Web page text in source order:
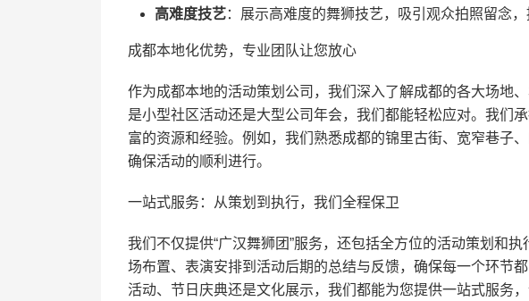
高难度技艺：展示高难度的舞狮技艺，吸引观众拍照留念，
成都本地化优势，专业团队让您放心
作为成都本地的活动策划公司，我们深入了解成都的各大场地
是小型社区活动还是大型公司年会，我们都能轻松应对。我们
富的资源和经验。例如，我们熟悉成都的锦里古街、宽窄巷子
确保活动的顺利进行。
一站式服务：从策划到执行，我们全程保卫
我们不仅提供“广汉舞狮团”服务，还包括全方位的活动策划和
场布置、表演安排到活动后期的总结与反馈，确保每一个环节
活动、节日庆典还是文化展示，我们都能为您提供一站式服务，